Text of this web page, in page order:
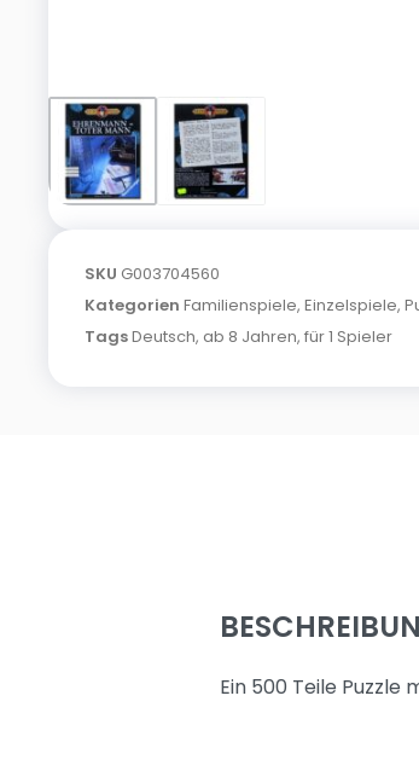
SKU G003704560
Kategorien Familienspiele, Einzelspiele,
TagsDeutsch, ab 8 Jahren, für 1 Spieler
Ein 500 Teile Puzzle